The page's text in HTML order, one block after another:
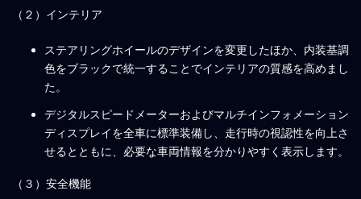
（２）インテリア
ステアリングホイールのデザインを変更したほか、内装基調
色をブラックで統一することでインテリアの質感を高めまし
た。
デジタルスピードメーターおよびマルチインフォメーション
ディスプレイを全車に標準装備し、走行時の視認性を向上さ
せるとともに、必要な車両情報を分かりやすく表示します。
（３）安全機能